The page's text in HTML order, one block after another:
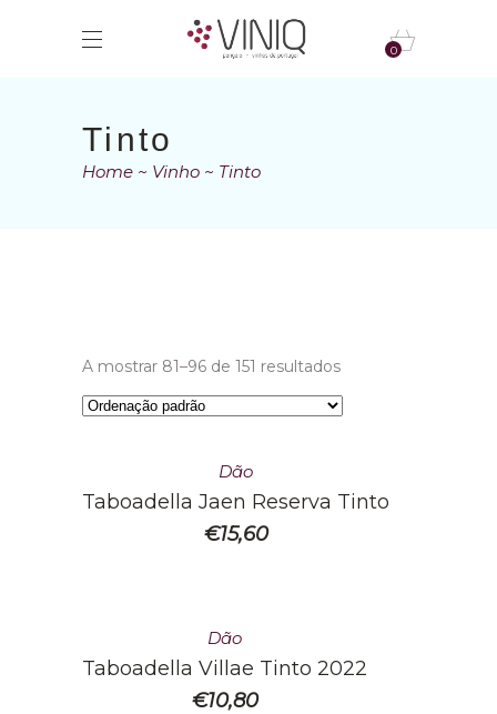
0
Tinto
Home Vinho Tinto
A mostrar 81–96 de 151 resultados
Dão
Taboadella Jaen Reserva Tinto
€15,60
Dão
Taboadella Villae Tinto 2022
€10,80